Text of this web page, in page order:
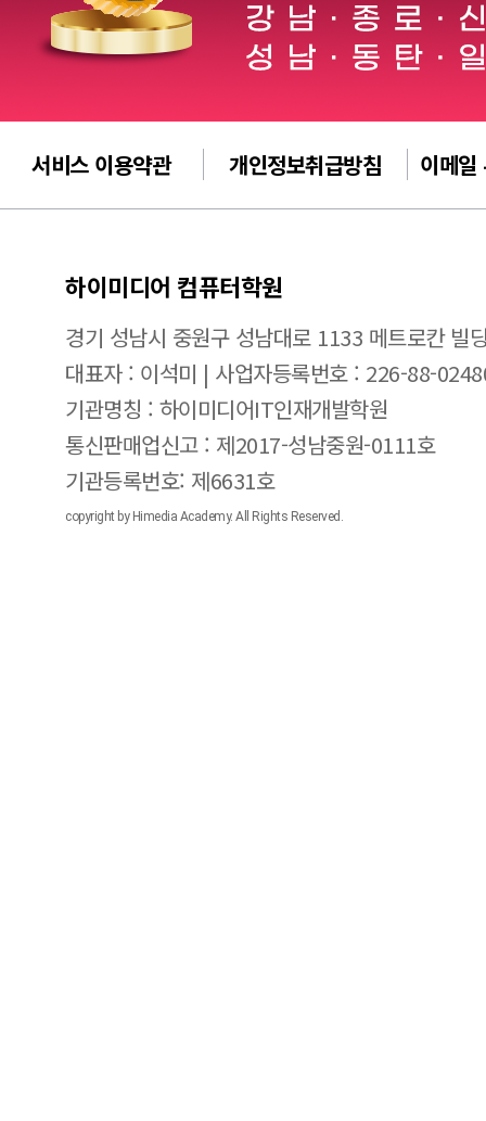
서비스 이용약관 개인정보취급방침 이메일
하이미디어 컴퓨터학원
경기 성남시 중원구 성남대로 1133 메트로칸 빌
대표자 : 이석미 | 사업자등록번호 : 226-88-
기관명칭 : 하이미디어IT인재개발학원
통신판매업신고 : 제2017-성남중원-0111호
기관등록번호: 제6631호
copyright by Himedia Academy. All Rights Reserved.